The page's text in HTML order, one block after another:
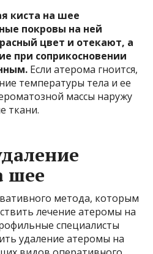
киста на шее
покровы на ней
цвет и отекают, а
при соприкосновении
Если атерома гноится,
температуры тела и ее
массы наружу
ткани.
шее
метода, которым
лечение атеромы на
специалисты
удаление атеромы на